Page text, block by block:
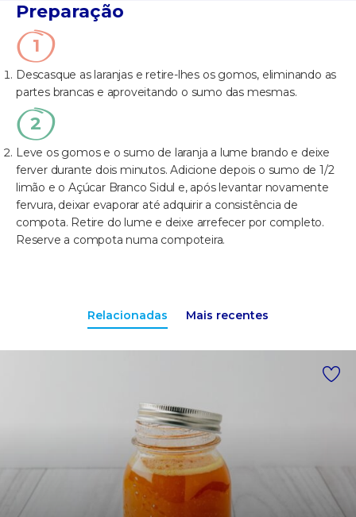
Preparação
Descasque as laranjas e retire-lhes os gomos, eliminando as
partes brancas e aproveitando o sumo das mesmas.
Leve os gomos e o sumo de laranja a lume brando e deixe
ferver durante dois minutos. Adicione depois o sumo de 1/2
limão e o Açúcar Branco Sidul e, após levantar novamente
fervura, deixar evaporar até adquirir a consistência de
compota. Retire do lume e deixe arrefecer por completo.
Reserve a compota numa compoteira.
Relacionadas Mais recentes